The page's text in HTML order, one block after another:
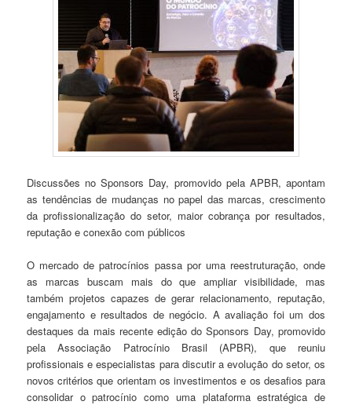
Discussões no Sponsors Day, promovido pela APBR, apontam
as tendências de mudanças no papel das marcas, crescimento
da profissionalização do setor, maior cobrança por resultados,
reputação e conexão com públicos
O mercado de patrocínios passa por uma reestruturação, onde
as marcas buscam mais do que ampliar visibilidade, mas
também projetos capazes de gerar relacionamento, reputação,
engajamento e resultados de negócio. A avaliação foi um dos
destaques da mais recente edição do Sponsors Day, promovido
pela Associação Patrocínio Brasil (APBR), que reuniu
profissionais e especialistas para discutir a evolução do setor, os
novos critérios que orientam os investimentos e os desafios para
consolidar o patrocínio como uma plataforma estratégica de